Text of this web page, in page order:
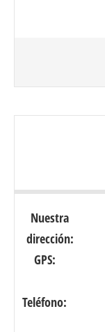
Nuestra
dirección:
GPS:
Teléfono: